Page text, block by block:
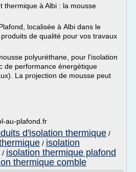
thermique à Albi : la mousse
localisée à Albi dans le
de qualité pour vos travaux
polyuréthane, pour l'isolation
de performance énergétique
La projection de mousse peut
au-plafond.fr
d'isolation thermique /
/ isolation
/ isolation thermique plafond
thermique comble